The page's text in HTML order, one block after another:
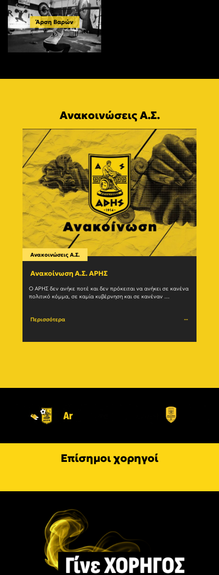
Άρση Βαρών
Ανακοινώσεις Α.Σ.
Ανακοινώσεις Α.Σ.
Ανακοίνωση Α.Σ. ΑΡΗΣ
Ο ΑΡΗΣ δεν ανήκε ποτέ και δεν πρόκειται να ανήκει σε κανένα
πολιτικό κόμμα, σε καμία κυβέρνηση και σε κανέναν
Περισσότερα
Επίσημοι χορηγοί